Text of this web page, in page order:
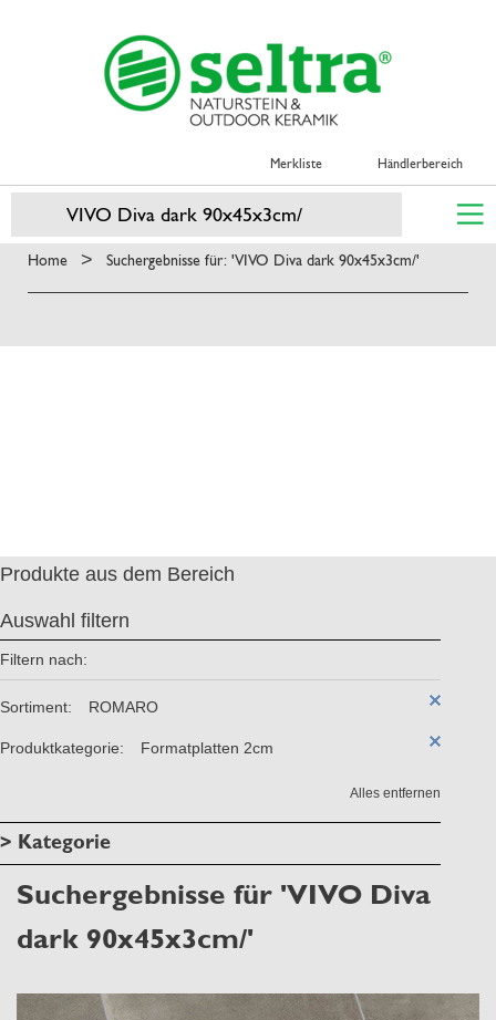
Merkliste Händlerbereich
Home > Suchergebnisse für: 'VIVO Diva dark 90x45x3cm/'
Produkte aus dem Bereich
Auswahl filtern
Filtern nach:
Sortiment: ROMARO
Produktkategorie: Formatplatten 2cm
Alles entfernen
> Kategorie
Suchergebnisse für 'VIVO Diva
dark 90x45x3cm/'